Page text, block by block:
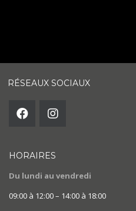
RÉSEAUX SOCIAUX
HORAIRES
Du lundi au vendredi
09:00 à 12:00 – 14:00 à 18:00